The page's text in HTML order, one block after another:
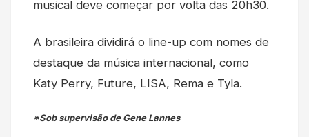
musical deve começar por volta das 20h30.
A brasileira dividirá o line-up com nomes de
destaque da música internacional, como
Katy Perry, Future, LISA, Rema e Tyla.
*Sob supervisão de Gene Lannes